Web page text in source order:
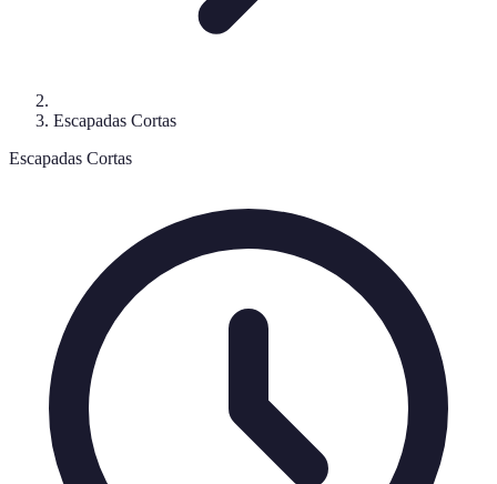
Escapadas Cortas
Escapadas Cortas